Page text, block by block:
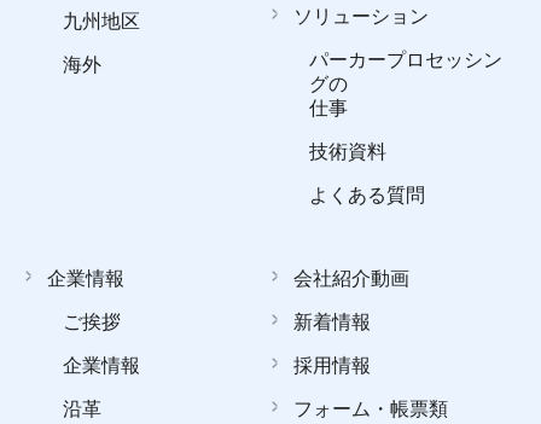
九州地区
海外
ソリューション
パーカープロセッシン
グの
仕事
技術資料
よくある質問
企業情報
ご挨拶
企業情報
沿革
会社紹介動画
新着情報
採用情報
フォーム・帳票類